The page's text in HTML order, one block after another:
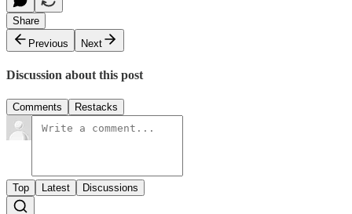
Share
Previous
Next
Discussion about this post
Comments Restacks
Top Latest Discussions